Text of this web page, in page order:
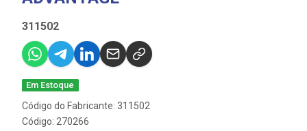
311502
Em Estoque
Código do Fabricante: 311502
Código: 270266